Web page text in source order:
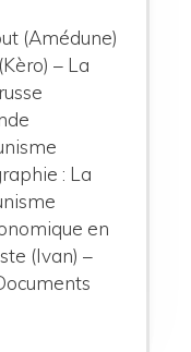
(Amédune)
– La
: La
en
(Ivan) –